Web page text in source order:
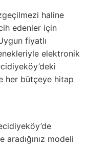
haline
edenler için
fiyatlı
elektronik
her bütçeye hitap
modeli